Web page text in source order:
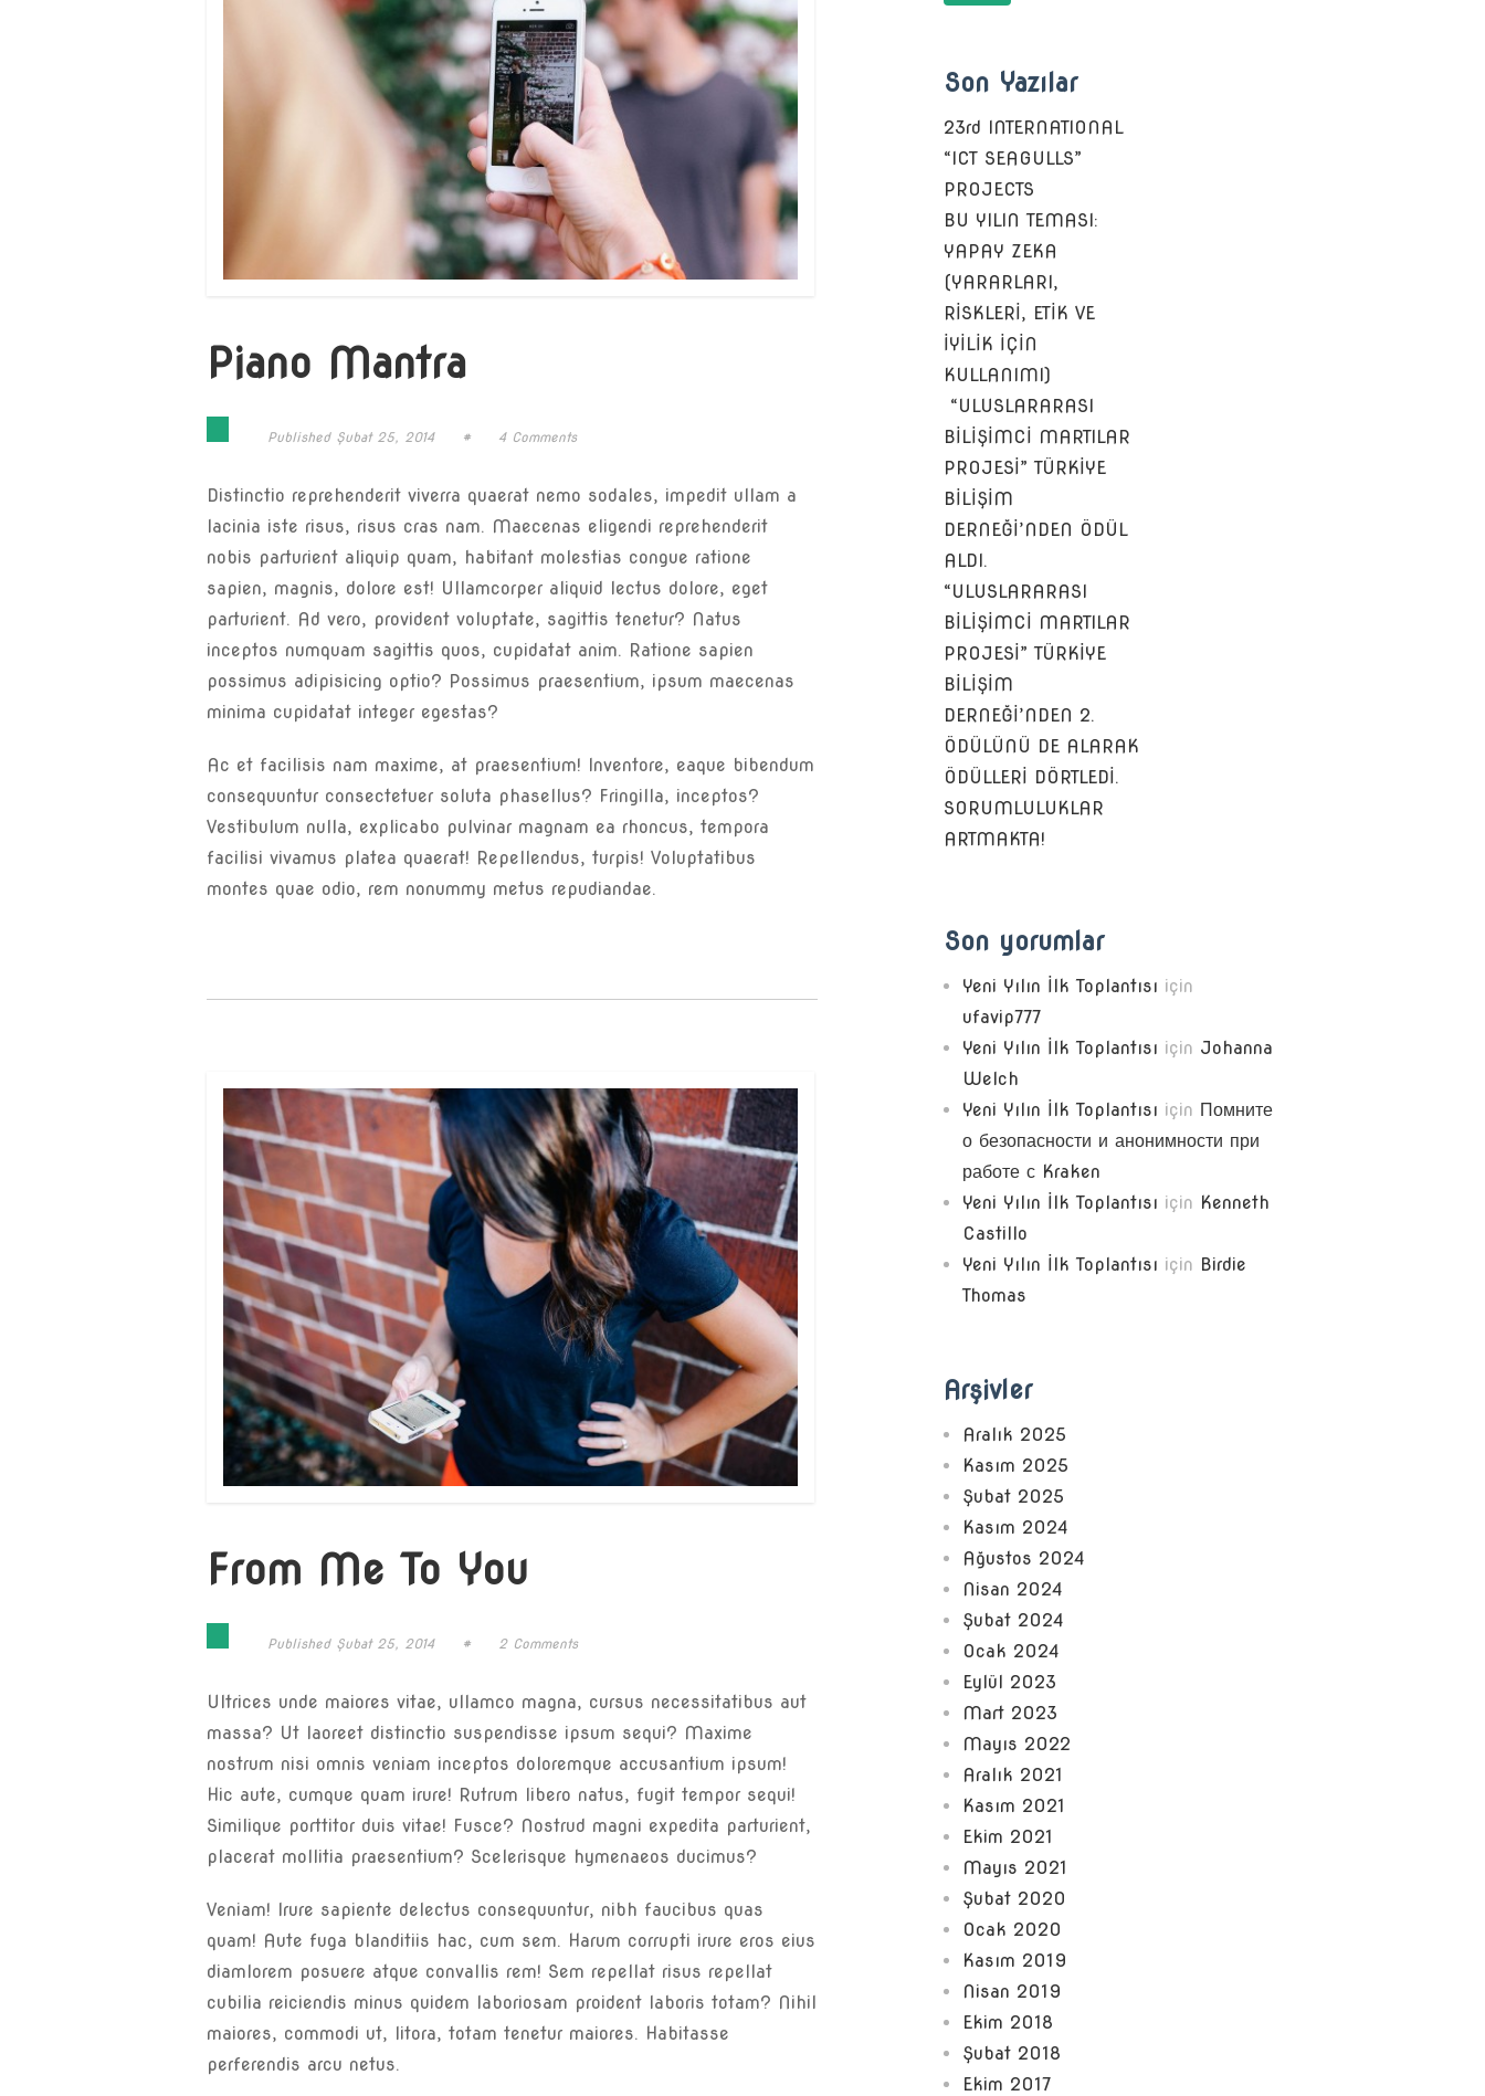
Piano Mantra
Published Şubat 25, 2014 # 4 Comments
Distinctio reprehenderit viverra quaerat nemo sodales, impedit ullam a
lacinia iste risus, risus cras nam. Maecenas eligendi reprehenderit
nobis parturient aliquip quam, habitant molestias congue ratione
sapien, magnis, dolore est! Ullamcorper aliquid lectus dolore, eget
parturient. Ad vero, provident voluptate, sagittis tenetur? Natus
inceptos numquam sagittis quos, cupidatat anim. Ratione sapien
possimus adipisicing optio? Possimus praesentium, ipsum maecenas
minima cupidatat integer egestas?
Ac et facilisis nam maxime, at praesentium! Inventore, eaque bibendum
consequuntur consectetuer soluta phasellus? Fringilla, inceptos?
Vestibulum nulla, explicabo pulvinar magnam ea rhoncus, tempora
facilisi vivamus platea quaerat! Repellendus, turpis! Voluptatibus
montes quae odio, rem nonummy metus repudiandae.
From Me To You
Published Şubat 25, 2014 # 2 Comments
Ultrices unde maiores vitae, ullamco magna, cursus necessitatibus aut
massa? Ut laoreet distinctio suspendisse ipsum sequi? Maxime
nostrum nisi omnis veniam inceptos doloremque accusantium ipsum!
Hic aute, cumque quam irure! Rutrum libero natus, fugit tempor sequi!
Similique porttitor duis vitae! Fusce? Nostrud magni expedita parturient,
placerat mollitia praesentium? Scelerisque hymenaeos ducimus?
Veniam! Irure sapiente delectus consequuntur, nibh faucibus quas
quam! Aute fuga blanditiis hac, cum sem. Harum corrupti irure eros eius
diamlorem posuere atque convallis rem! Sem repellat risus repellat
cubilia reiciendis minus quidem laboriosam proident laboris totam? Nihil
maiores, commodi ut, litora, totam tenetur maiores. Habitasse
perferendis arcu netus.
Son Yazılar
23rd INTERNATIONAL
“ICT SEAGULLS”
PROJECTS
BU YILIN TEMASI:
YAPAY ZEKA
(YARARLARI,
RİSKLERİ, ETİK VE
İYİLİK İÇİN
KULLANIMI)
“ULUSLARARASI
BİLİŞİMCİ MARTILAR
PROJESİ” TÜRKİYE
BİLİŞİM
DERNEĞİ’NDEN ÖDÜL
ALDI.
“ULUSLARARASI
BİLİŞİMCİ MARTILAR
PROJESİ” TÜRKİYE
BİLİŞİM
DERNEĞİ’NDEN 2.
ÖDÜLÜNÜ DE ALARAK
ÖDÜLLERİ DÖRTLEDİ.
SORUMLULUKLAR
ARTMAKTA!
Son yorumlar
Yeni Yılın İlk Toplantısı için
ufavip777
Yeni Yılın İlk Toplantısı için Johanna
Welch
Yeni Yılın İlk Toplantısı için Помните
о безопасности и анонимности при
работе с Kraken
Yeni Yılın İlk Toplantısı için Kenneth
Castillo
Yeni Yılın İlk Toplantısı için Birdie
Thomas
Arşivler
Aralık 2025
Kasım 2025
Şubat 2025
Kasım 2024
Ağustos 2024
Nisan 2024
Şubat 2024
Ocak 2024
Eylül 2023
Mart 2023
Mayıs 2022
Aralık 2021
Kasım 2021
Ekim 2021
Mayıs 2021
Şubat 2020
Ocak 2020
Kasım 2019
Nisan 2019
Ekim 2018
Şubat 2018
Ekim 2017